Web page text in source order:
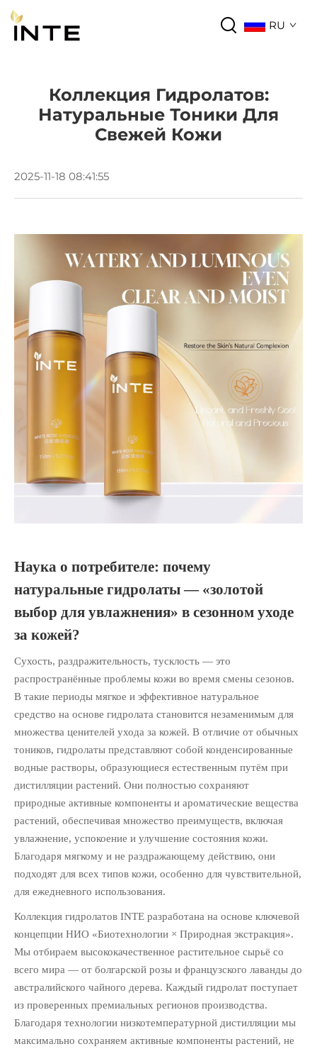
RU
Коллекция Гидролатов:
Натуральные Тоники Для
Свежей Кожи
2025-11-18 08:41:55
Наука о потребителе: почему
натуральные гидролаты — «золотой
выбор для увлажнения» в сезонном уходе
за кожей?
Сухость, раздражительность, тусклость — это
распространённые проблемы кожи во время смены сезонов.
В такие периоды мягкое и эффективное натуральное
средство на основе гидролата становится незаменимым для
множества ценителей ухода за кожей. В отличие от обычных
тоников, гидролаты представляют собой конденсированные
водные растворы, образующиеся естественным путём при
дистилляции растений. Они полностью сохраняют
природные активные компоненты и ароматические вещества
растений, обеспечивая множество преимуществ, включая
увлажнение, успокоение и улучшение состояния кожи.
Благодаря мягкому и не раздражающему действию, они
подходят для всех типов кожи, особенно для чувствительной,
для ежедневного использования.
Коллекция гидролатов INTE разработана на основе ключевой
концепции НИО «Биотехнологии × Природная экстракция».
Мы отбираем высококачественное растительное сырьё со
всего мира — от болгарской розы и французского лаванды до
австралийского чайного дерева. Каждый гидролат поступает
из проверенных премиальных регионов производства.
Благодаря технологии низкотемпературной дистилляции мы
максимально сохраняем активные компоненты растений, не